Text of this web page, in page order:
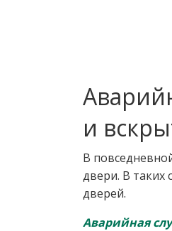
и
В
двери. В таких
дверей.
Аварийная